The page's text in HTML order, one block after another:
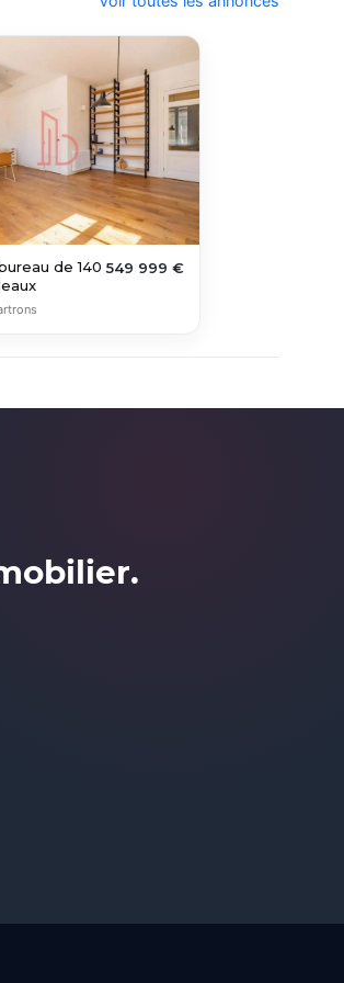
de 140 549 999 €